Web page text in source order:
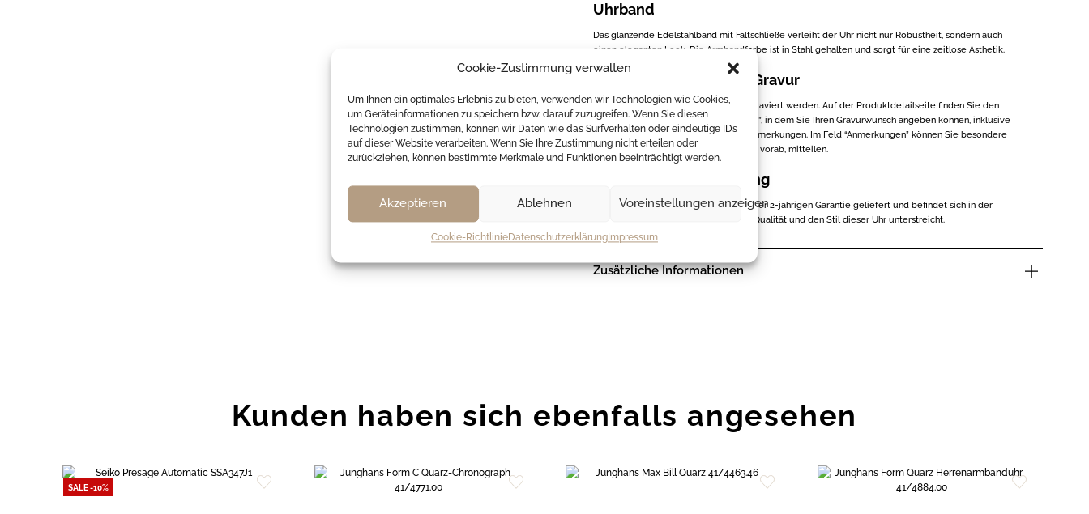
Cookie-Zustimmung verwalten
Um Ihnen ein optimales Erlebnis zu bieten, verwenden wir Technologien wie Cookies,
um Geräteinformationen zu speichern bzw. darauf zuzugreifen. Wenn Sie diesen
Technologien zustimmen, können wir Daten wie das Surfverhalten oder eindeutige IDs
auf dieser Website verarbeiten. Wenn Sie Ihre Zustimmung nicht erteilen oder
zurückziehen, können bestimmte Merkmale und Funktionen beeinträchtigt werden.
Akzeptieren Ablehnen Voreinstellungen anzeigen
Cookie-RichtlinieDatenschutzerklärungImpressum
Uhrband
Das glänzende Edelstahlband mit Faltschließe verleiht der Uhr nicht nur Robustheit, sondern auch
einen eleganten Look. Die Armbandfarbe ist in Stahl gehalten und sorgt für eine zeitlose Ästhetik.
Seiko Armbanduhr mit Gravur
Die Seiko SSC947P1 kann individuell graviert werden. Auf der Produktdetailseite finden Sie den
Bereich “Kostenlose Gravur hinzufügen”, in dem Sie Ihren Gravurwunsch angeben können, inklusive
Felder für Gravurtext, Schriftart und Anmerkungen. Im Feld “Anmerkungen” können Sie besondere
Wünsche, wie z.B. einen Gravurentwurf vorab, mitteilen.
Garantie und Verpackung
Diese exklusive Seiko-Uhr wird mit einer 2-jährigen Garantie geliefert und befindet sich in der
originalen Seiko Verpackung, was die Qualität und den Stil dieser Uhr unterstreicht.
Zusätzliche Informationen
Kunden haben sich ebenfalls angesehen
SALE -10%